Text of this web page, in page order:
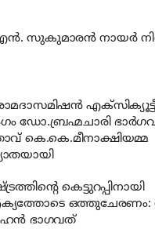
സുകുമാരന്‍ നായര്‍
ഡോ.ബ്രഹ്മചാരി
കെ.കെ.മീനാക്ഷിയമ്മ
കെട്ടുറപ്പിനായി
ഭാഗവത്